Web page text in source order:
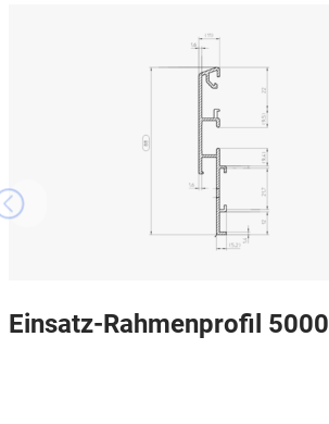
Einsatz-Rahmenprofil 5000